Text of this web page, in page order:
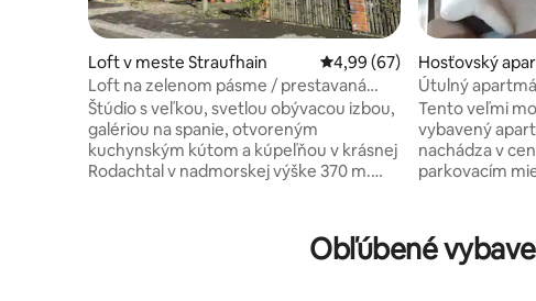
Loft v meste Straufhain Priemerné ohodnotenie
4,99 (67)
Loft na zelenom pásme / prestavaná
stodola
Štúdio s veľkou, svetlou obývacou izbou,
galériou na spanie, otvoreným
kuchynským kútom a kúpeľňou v krásnej
Rodachtal v nadmorskej výške 370 m.
pokoj, prírodu a mnoho možností
exkurzií. Žiadne rušenie dopravnej tepny
Hosťovský
e Suhl
Útulný
Haseltal.
Tento veľmi
vybavený
nachádza v
parkovacím
hneď za
nachádza asi
Obľúbené